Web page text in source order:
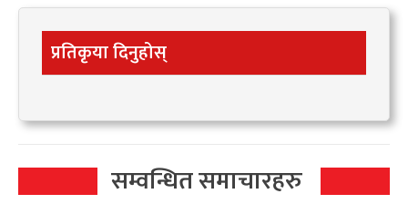
प्रतिकृया दिनुहोस्
सम्वन्धित समाचारहरु